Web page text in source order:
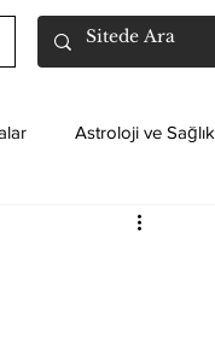
Astroloji ve Sağlık